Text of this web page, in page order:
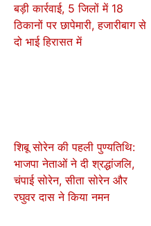
बड़ी कार्रवाई, 5 जिलों में 18
ठिकानों पर छापेमारी, हजारीबाग से
दो भाई हिरासत में
शिबू सोरेन की पहली पुण्यतिथि:
भाजपा नेताओं ने दी श्रद्धांजलि,
चंपाई सोरेन, सीता सोरेन और
रघुवर दास ने किया नमन